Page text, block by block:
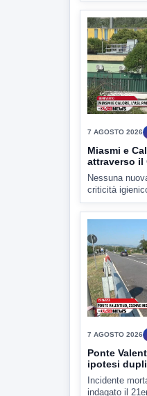
Ponte
Incidente
Malore o
l'autopsia a
Adriana